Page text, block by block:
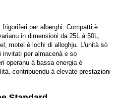
per alberghi. Compatti è
in dimensioni da 25L à 50L,
motel è lochi di alloghju. L'unità sò
invitati per almacenà e so
operanu à bassa energia è
contribuendu à elevate prestazioni